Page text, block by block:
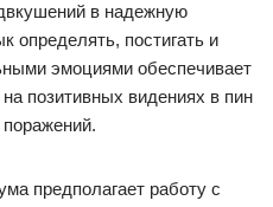
в надежную
определять, постигать и
эмоциями обеспечивает
позитивных видениях в пин
предполагает работу с